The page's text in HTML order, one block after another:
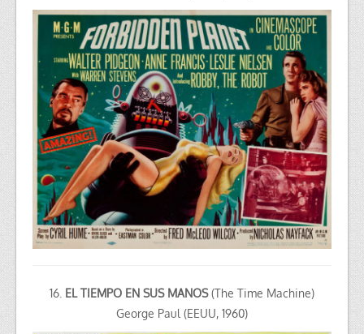
16. EL TIEMPO EN SUS MANOS(The Time Machine)
George Paul (EEUU, 1960)